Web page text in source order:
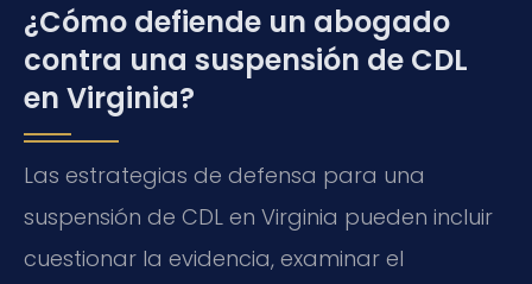
¿Cómo defiende un abogado
contra una suspensión de CDL
en Virginia?
Las estrategias de defensa para una
suspensión de CDL en Virginia pueden incluir
cuestionar la evidencia, examinar el